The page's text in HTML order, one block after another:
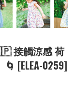
接觸涼感 荷
[ELEA-0259]